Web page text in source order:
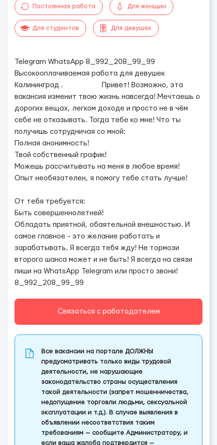
Постоянная работа Для женщин
Для студентов Для девушек
Telegram WhatsApp 8_992_208_99_99
Высокооплачиваемая работа для девушек
Калининград . Привет! Возможно, эта
вакансия изменит твою жизнь навсегда! Мечтаешь о
дорогих вещах, легком доходе и просто не в чём
себе не отказывать. Тогда тебе ко мне! Что ты
получишь сотрудничая со мной:
Полная анонимность!
Твой собственный график!
Можешь рассчитывать на меня в любое время!
Опыт необязателен, я помогу тебе стать лучше!
От тебя требуется:
Быть совершеннолетней!
Обладать приятной, обаятельной внешностью. И
самое главное - это желание работать и
зарабатывать. Я всегда тебя жду! Не тормози
второго шанса может и не быть! Я всегда на связи
пиши на WhatsApp Telegram или просто звони!
8_992_208_99_99
Связаться с работодателем
Все вакансии на портале ДОЛЖНЫ
предусматривать только виды трудовой
деятельности, не нарушающие
законодательство страны осуществления
такой деятельности (запрет мошенничества,
недопущение торговли людьми, сексуальной
эксплуатации и т.д.). В случае выявления в
объявлении несоответствия таким
требованиям — сообщите Администратору, и
если ваша жалоба подтвердится —